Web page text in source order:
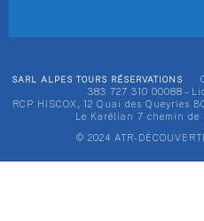
SARL ALPES TOURS RÉSERVATIONS
383 727 310 00088 –
RCP HISCOX, 12 Quai des Queyries
Le Karélian 7 chemin de
© 2024 ATR-